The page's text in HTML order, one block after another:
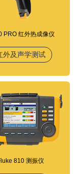
PRO 红外热成像仪
外及声学测试
810 测振仪